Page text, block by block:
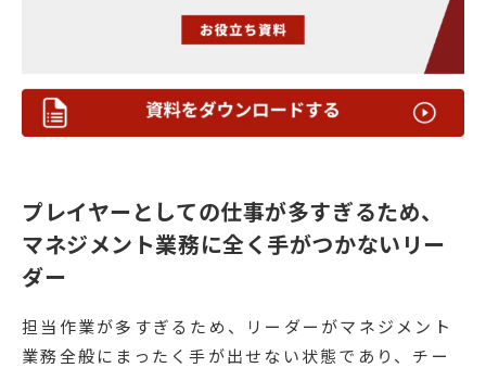
プレイヤーとしての仕事が多すぎるため、
マネジメント業務に全く手がつかないリー
ダー
担当作業が多すぎるため、リーダーがマネジメント
業務全般にまったく手が出せない状態であり、チー